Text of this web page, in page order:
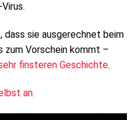
dass sie ausgerechnet beim
Vorschein kommt –
finsteren Geschichte.
an.